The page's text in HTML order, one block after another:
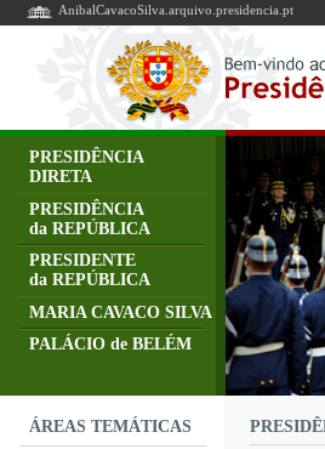
AnibalCavacoSilva.arquivo.presidencia.pt
PRESIDÊNCIA
DIRETA
PRESIDÊNCIA
da REPÚBLICA
PRESIDENTE
da REPÚBLICA
MARIA CAVACO SILVA
PALÁCIO de BELÉM
ÁREAS TEMÁTICAS